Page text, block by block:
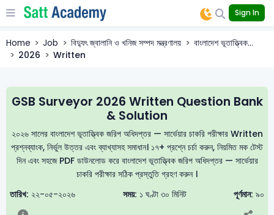
Sign In
Home Job বিদ্যুৎ জ্বালানি ও খনিজ সম্পদ মন্ত্রণালয়
বাংলাদেশ ভূতাত্ত্বিক...
2026
Written
GSB Surveyor 2026 Written Question Bank
& Solution
২০২৬ সালের বাংলাদেশ ভূতাত্ত্বিক জরিপ অধিদপ্তর — সার্ভেয়ার চাকরি পরীক্ষার Written
প্রশ্নব্যাংক, নির্ভুল উত্তর এবং ব্যাখ্যাসহ সমাধান। ১৭+ প্রশ্নে চর্চা করুন, নিয়মিত মক টেস্ট
দিন এবং সহজে PDF ডাউনলোড করে বাংলাদেশ ভূতাত্ত্বিক জরিপ অধিদপ্তর — সার্ভেয়ার
চাকরি পরীক্ষার সঠিক প্রস্তুতি গ্রহণ করুন ।
তারিখ: ২২-০৫-২০২৬ সময়: ১ ঘণ্টা ৩০ মিনিট পূর্ণমান: ৯০